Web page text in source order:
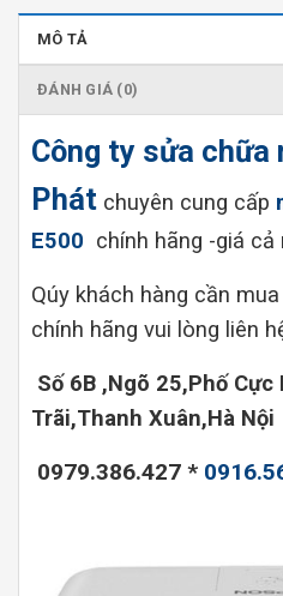
MÔ TẢ
ĐÁNH GIÁ (0)
Công ty sửa chữa
Phát chuyên cung cấp
E500 chính hãng -giá
Qúy khách hàng cần
chính hãng vui lòng liên
Số 6B ,Ngõ 25,Phố
Trãi,Thanh Xuân,Hà Nội
0979.386.427 *